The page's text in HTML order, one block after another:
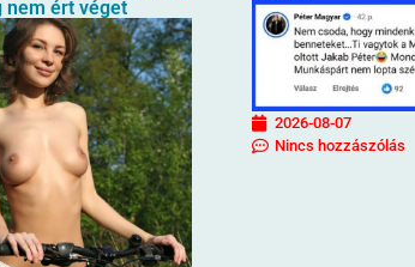
nem ért véget
2026-08-07
Nincs hozzászólás